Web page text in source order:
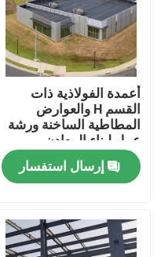
أشرطة فيديو
معلومات عنا
جولة في المعمل
رقابة جودة
اطلب اقتباس
أعمدة الفولاذية ذات
القسم H والعوارض
المطاطية الساخنة ورشة
عمل لبناء المعادن
إرسال استفسار